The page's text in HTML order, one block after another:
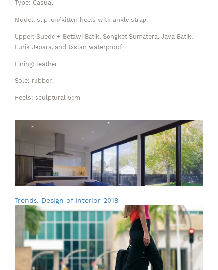
Type: Casual
Model: slip-on/kitten heels with ankle strap.
Upper: Suede + Betawi Batik, Songket Sumatera, Java Batik,
Lurik Jepara, and taslan waterproof
Lining: leather
Sole: rubber.
Heels: sculptural 5cm
Trends. Design of Interior 2018